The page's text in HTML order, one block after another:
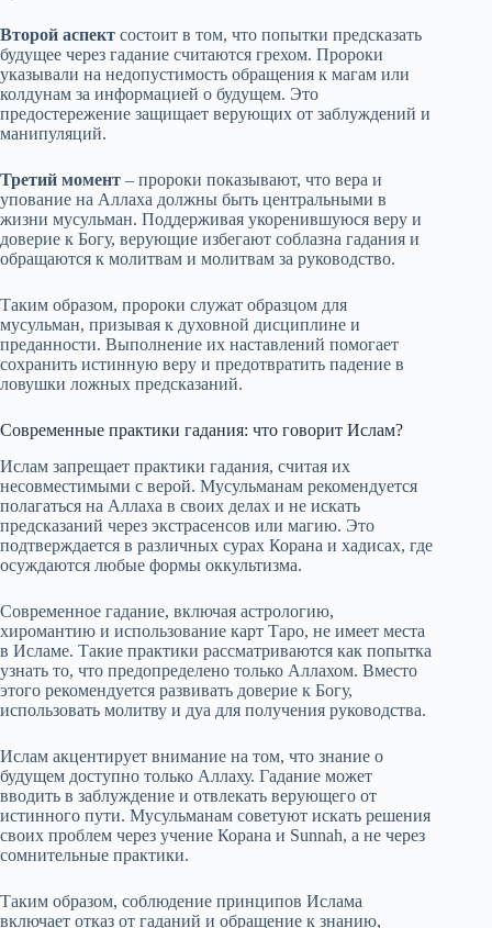
Второй аспект состоит в том, что попытки предсказать
будущее через гадание считаются грехом. Пророки
указывали на недопустимость обращения к магам или
колдунам за информацией о будущем. Это
предостережение защищает верующих от заблуждений и
манипуляций.
Третий момент – пророки показывают, что вера и
упование на Аллаха должны быть центральными в
жизни мусульман. Поддерживая укоренившуюся веру и
доверие к Богу, верующие избегают соблазна гадания и
обращаются к молитвам и молитвам за руководство.
Таким образом, пророки служат образцом для
мусульман, призывая к духовной дисциплине и
преданности. Выполнение их наставлений помогает
сохранить истинную веру и предотвратить падение в
ловушки ложных предсказаний.
Современные практики гадания: что говорит Ислам?
Ислам запрещает практики гадания, считая их
несовместимыми с верой. Мусульманам рекомендуется
полагаться на Аллаха в своих делах и не искать
предсказаний через экстрасенсов или магию. Это
подтверждается в различных сурах Корана и хадисах, где
осуждаются любые формы оккультизма.
Современное гадание, включая астрологию,
хиромантию и использование карт Таро, не имеет места
в Исламе. Такие практики рассматриваются как попытка
узнать то, что предопределено только Аллахом. Вместо
этого рекомендуется развивать доверие к Богу,
использовать молитву и дуа для получения руководства.
Ислам акцентирует внимание на том, что знание о
будущем доступно только Аллаху. Гадание может
вводить в заблуждение и отвлекать верующего от
истинного пути. Мусульманам советуют искать решения
своих проблем через учение Корана и Sunnah, а не через
сомнительные практики.
Таким образом, соблюдение принципов Ислама
включает отказ от гаданий и обращение к знанию,